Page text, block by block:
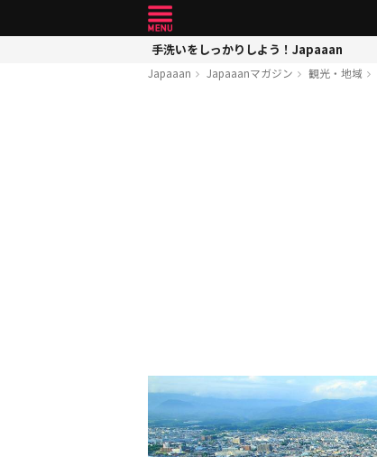
手洗いをしっかりしよう！Japaaan
Japaaan Japaaanマガジン 観光・地域